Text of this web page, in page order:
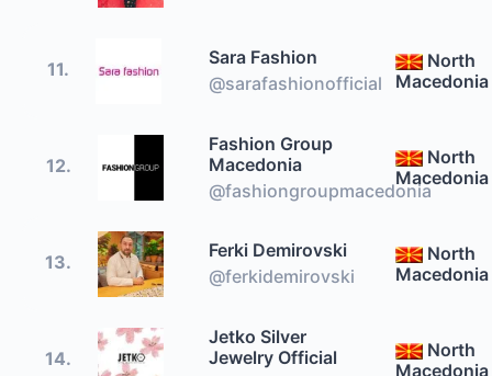
11.
Sara Fashion
@sarafashionofficial
North
Macedonia
12.
Fashion Group
Macedonia
@fashiongroupmacedonia
North
Macedonia
13.
Ferki Demirovski
@ferkidemirovski
North
Macedonia
14.
Jetko Silver
Jewelry Official
North
Macedonia